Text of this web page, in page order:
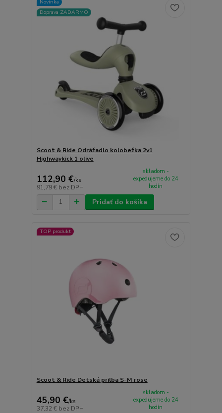
Novinka
Doprava ZADARMO
Scoot & Ride Odrážadlo kolobežka 2v1
Highwaykick 1 olive
112,90 €/ks
91,79 € bez DPH
skladom -
expedujeme do 24
hodín
Pridať do košíka
TOP produkt
Scoot & Ride Detská prilba S-M rose
45,90 €/ks
37,32 € bez DPH
skladom -
expedujeme do 24
hodín